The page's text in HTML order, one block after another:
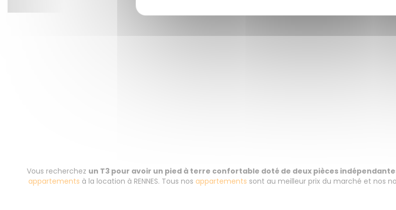
Vous recherchez un T3 pour avoir un pied à terre confortable doté de deux pièces
appartements à la location à RENNES. Tous nos appartements sont au meilleur prix du marché et nos